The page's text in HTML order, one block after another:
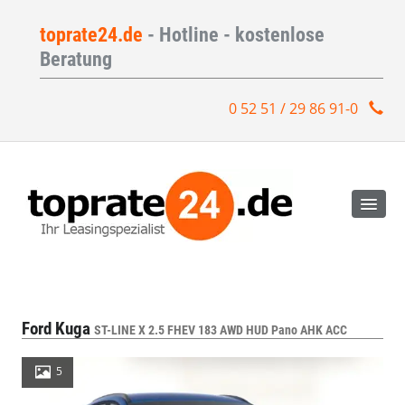
toprate24.de - Hotline - kostenlose
Beratung
0 52 51 / 29 86 91-0
Ford Kuga ST-LINE X 2.5 FHEV 183 AWD HUD Pano AHK ACC
5